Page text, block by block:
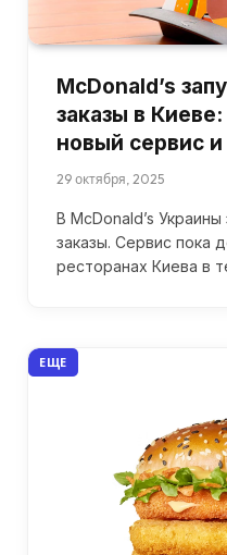
McDonald’s
заказы в
новый сервис
29 октября, 2025
В McDonald’s
заказы. Сервис пока
ресторанах Киева в
ЕЩЕ